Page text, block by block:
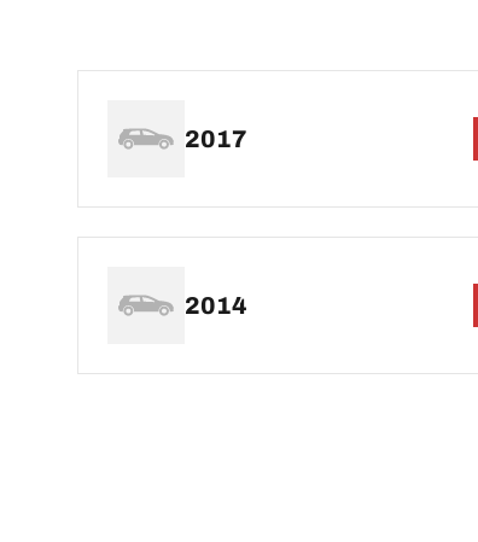
2017
2014